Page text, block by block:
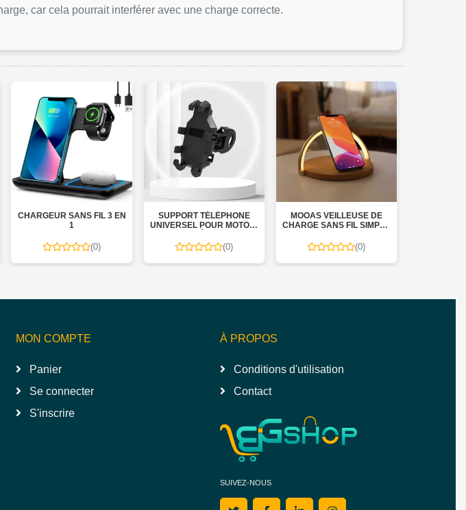
car cela pourrait interférer avec une charge correcte.
CHARGEUR SANS FIL 3 EN
(0)
SUPPORT TÉLÉPHONE
UNIVERSEL POUR MOTO &
(0)
MOOAS VEILLEUSE DE
CHARGE SANS FIL SIMPLE
(0)
MON COMPTE
Panier
Se connecter
S'inscrire
À PROPOS
Conditions d'utilisation
Contact
SUIVEZ-NOUS